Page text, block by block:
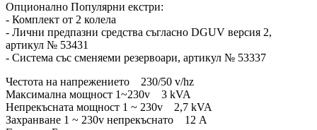
Опционално Популярни екстри:
- Комплект от 2 колела
- Лични предпазни средства съгласно DGUV версия 2,
артикул № 53431
- Система със сменяеми резервоари, артикул № 53337
Честота на напрежението 230/50 v/hz
Максимална мощност 1~230v 3 kVA
Непрекъсната мощност 1 ~ 230v 2,7 kVA
Захранване 1 ~ 230v непрекъснато 12 A